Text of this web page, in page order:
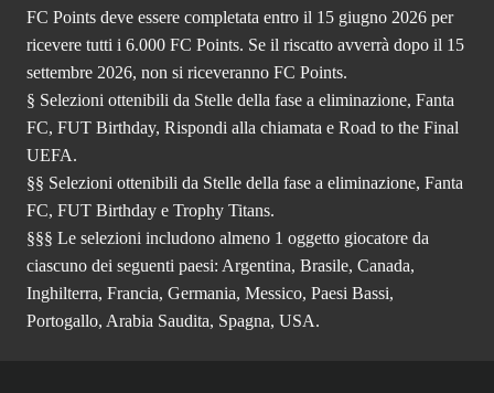
FC Points deve essere completata entro il 15 giugno 2026 per
ricevere tutti i 6.000 FC Points. Se il riscatto avverrà dopo il 15
settembre 2026, non si riceveranno FC Points.
§ Selezioni ottenibili da Stelle della fase a eliminazione, Fanta
FC, FUT Birthday, Rispondi alla chiamata e Road to the Final
UEFA.
§§ Selezioni ottenibili da Stelle della fase a eliminazione, Fanta
FC, FUT Birthday e Trophy Titans.
§§§ Le selezioni includono almeno 1 oggetto giocatore da
ciascuno dei seguenti paesi: Argentina, Brasile, Canada,
Inghilterra, Francia, Germania, Messico, Paesi Bassi,
Portogallo, Arabia Saudita, Spagna, USA.